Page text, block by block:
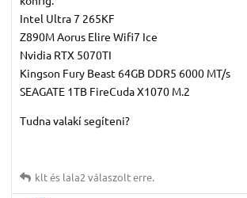
Intel Ultra 7 265KF
Z890M Aorus Elire Wifi7 Ice
Nvidia RTX 5070TI
Kingson Fury Beast 64GB DDR5 6000 MT/s
SEAGATE 1TB FireCuda X1070 M.2
Tudna valakí segíteni?
kltés lala2 válaszolt erre.